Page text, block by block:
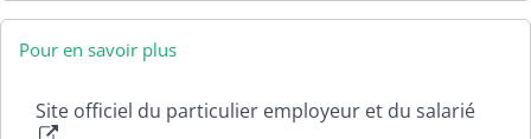
Pour en savoir plus
Site officiel du particulier employeur et du salarié